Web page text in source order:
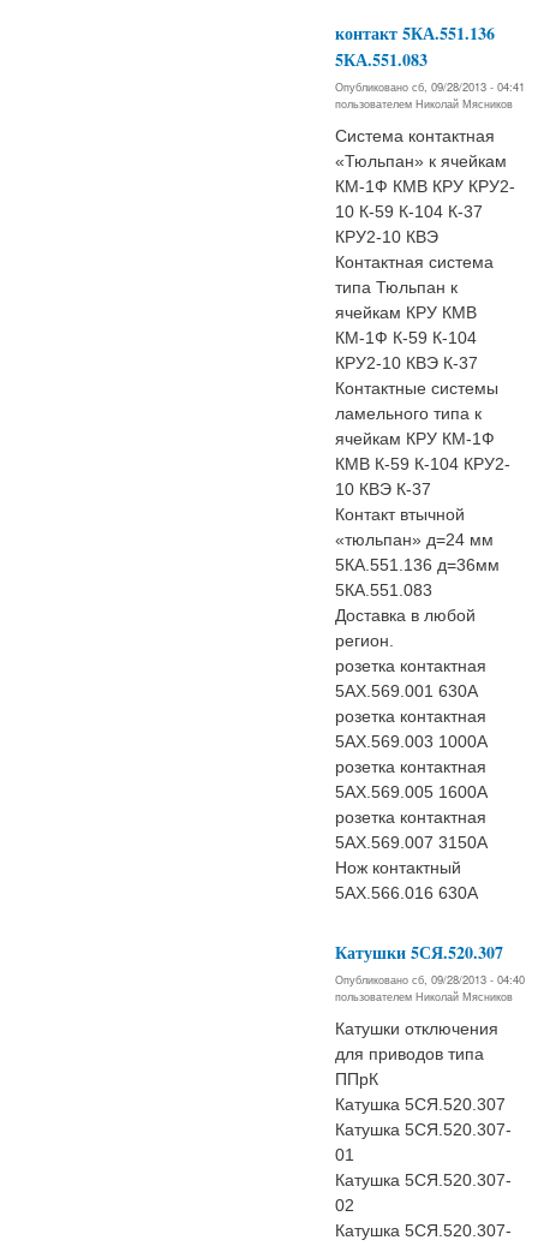
контакт 5КА.551.136
5КА.551.083
Опубликовано сб, 09/28/2013 - 04:41
пользователем Николай Мясников
Система контактная
«Тюльпан» к ячейкам
КМ-1Ф КМВ КРУ КРУ2-
10 К-59 К-104 К-37
КРУ2-10 КВЭ
Контактная система
типа Тюльпан к
ячейкам КРУ КМВ
КМ-1Ф К-59 К-104
КРУ2-10 КВЭ К-37
Контактные системы
ламельного типа к
ячейкам КРУ КМ-1Ф
КМВ К-59 К-104 КРУ2-
10 КВЭ К-37
Контакт втычной
«тюльпан» д=24 мм
5КА.551.136 д=36мм
5КА.551.083
Доставка в любой
регион.
розетка контактная
5АХ.569.001 630А
розетка контактная
5АХ.569.003 1000А
розетка контактная
5АХ.569.005 1600А
розетка контактная
5АХ.569.007 3150А
Нож контактный
5АХ.566.016 630А
Катушки 5СЯ.520.307
Опубликовано сб, 09/28/2013 - 04:40
пользователем Николай Мясников
Катушки отключения
для приводов типа
ППрК
Катушка 5СЯ.520.307
Катушка 5СЯ.520.307-
01
Катушка 5СЯ.520.307-
02
Катушка 5СЯ.520.307-